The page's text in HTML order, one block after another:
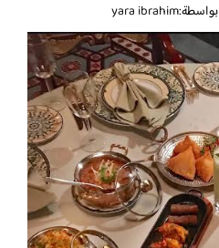
بواسطة:yara ibrahim